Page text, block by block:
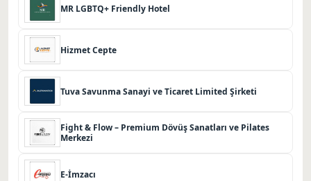
MR LGBTQ+ Friendly Hotel
Hizmet Cepte
Tuva Savunma Sanayi ve Ticaret Limited Şirketi
Fight & Flow – Premium Dövüş Sanatları ve Pilates
Merkezi
E-İmzacı